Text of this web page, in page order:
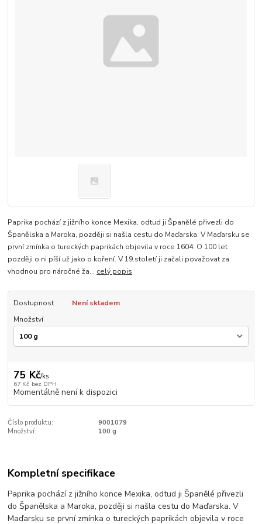
Paprika pochází z jižního konce Mexika, odtud ji Španělé přivezli do
Španělska a Maroka, později si našla cestu do Maďarska. V Maďarsku se
první zmínka o tureckých paprikách objevila v roce 1604. O 100 let
později o ni píší už jako o koření. V 19.století ji začali považovat za
vhodnou pro náročné ža... celý popis
Dostupnost
Není skladem
Množství
75 Kč/ks
67 Kč bez DPH
Momentálně není k dispozici
Číslo produktu:
9001079
Množství:
100 g
Kompletní specifikace
Paprika pochází z jižního konce Mexika, odtud ji Španělé přivezli
do Španělska a Maroka, později si našla cestu do Maďarska. V
Maďarsku se první zmínka o tureckých paprikách objevila v roce